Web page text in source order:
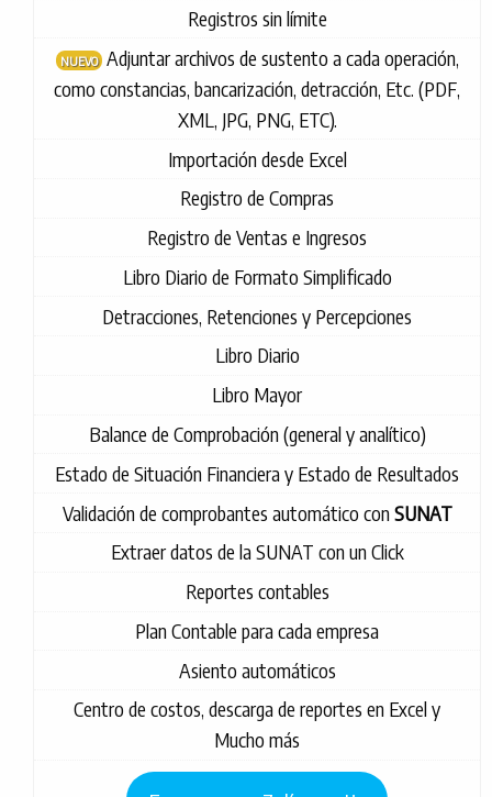
Registros sin límite
NUEVO Adjuntar archivos de sustento a cada operación,
como constancias, bancarización, detracción, Etc. (PDF,
XML, JPG, PNG, ETC).
Importación desde Excel
Registro de Compras
Registro de Ventas e Ingresos
Libro Diario de Formato Simplificado
Detracciones, Retenciones y Percepciones
Libro Diario
Libro Mayor
Balance de Comprobación (general y analítico)
Estado de Situación Financiera y Estado de Resultados
Validación de comprobantes automático conSUNAT
Extraer datos de la SUNAT con un Click
Reportes contables
Plan Contable para cada empresa
Asiento automáticos
Centro de costos, descarga de reportes en Excel y
Mucho más